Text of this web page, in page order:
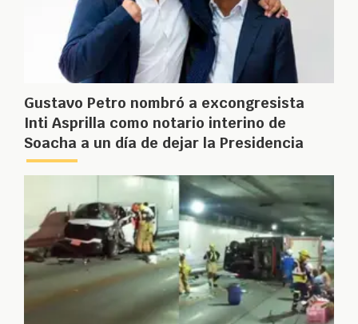
Gustavo Petro nombró a excongresista
Inti Asprilla como notario interino de
Soacha a un día de dejar la Presidencia